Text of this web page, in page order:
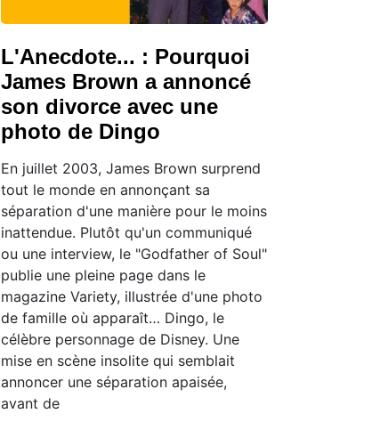
L'Anecdote... : Pourquoi
James Brown a annoncé
son divorce avec une
photo de Dingo
En juillet 2003, James Brown surprend
tout le monde en annonçant sa
séparation d'une manière pour le moins
inattendue. Plutôt qu'un communiqué
ou une interview, le "Godfather of Soul"
publie une pleine page dans le
magazine Variety, illustrée d'une photo
de famille où apparaît… Dingo, le
célèbre personnage de Disney. Une
mise en scène insolite qui semblait
annoncer une séparation apaisée,
avant de